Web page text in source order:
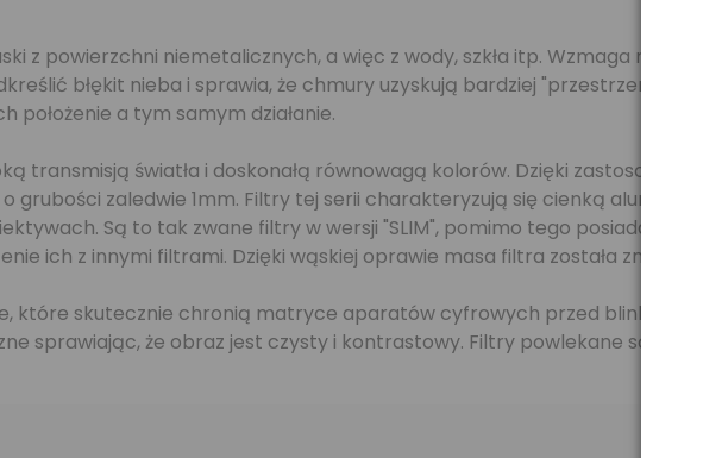
z powierzchni niemetalicznych, a więc z wody, szkła itp. Wzmaga
błękit nieba i sprawia, że chmury uzyskują bardziej "przestrzenny"
a tym samym działanie.
transmisją światła i doskonałą równowagą kolorów. Dzięki zastosowaniu
grubości zaledwie 1mm. Filtry tej serii charakteryzują się cienką
Są to tak zwane filtry w wersji "SLIM", pomimo tego posiadają
ich z innymi filtrami. Dzięki wąskiej oprawie masa filtra została
które skutecznie chronią matryce aparatów cyfrowych przed blinkami,
sprawiając, że obraz jest czysty i kontrastowy. Filtry powlekane są